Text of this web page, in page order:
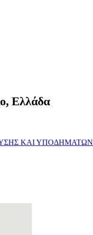
Ελλάδα
ΚΑΙ ΥΠΟΔΗΜΑΤΩΝ